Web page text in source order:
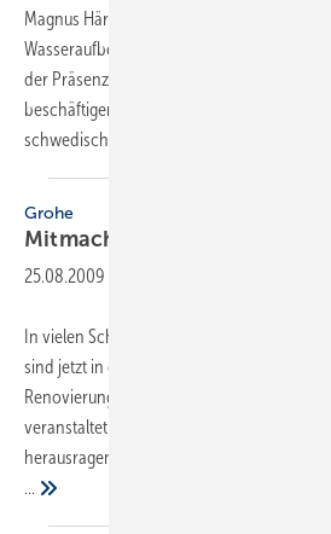
Magnus Härensjö ist neuer Vertriebsleiter
Wasseraufbereitung in Höchstädt. Er wird
der Präsenz von Grünbeck auf den
beschäftigen. Der 42-Jährige war zuletzt
schwedischen
Grohe
Mitmachen und
25.08.2009
In vielen Schulen, Kindergärten,
sind jetzt in den Sommerferien die
Renovierungsarbeiten im Gange. Der
veranstaltet einen Wettbewerb, bei dem
herausragenden
...